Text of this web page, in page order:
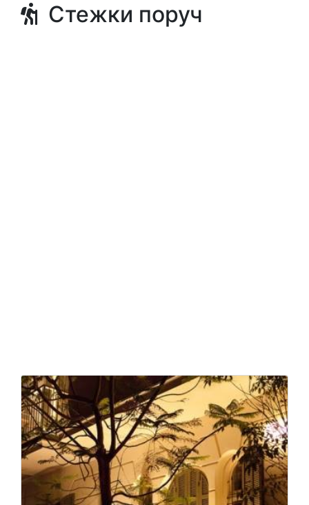
Стежки поруч